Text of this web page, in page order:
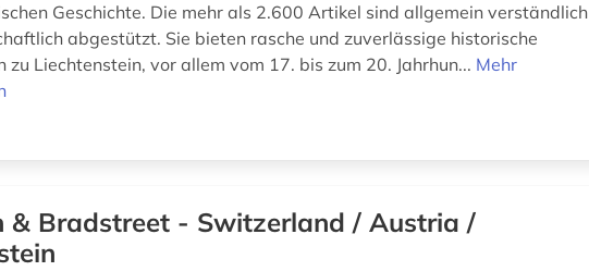
Geschichte. Die mehr als 2.600 Artikel sind allgemein verständlich
abgestützt. Sie bieten rasche und zuverlässige historische
zu Liechtenstein, vor allem vom 17. bis zum 20. Jahrhun... Mehr
& Bradstreet - Switzerland / Austria /